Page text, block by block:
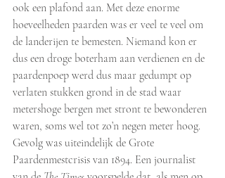
ook een plafond aan. Met deze enorme
hoeveelheden paarden was er veel te veel om
de landerijen te bemesten. Niemand kon er
dus een droge boterham aan verdienen en de
paardenpoep werd dus maar gedumpt op
verlaten stukken grond in de stad waar
metershoge bergen met stront te bewonderen
waren, soms wel tot zo’n negen meter hoog.
Gevolg was uiteindelijk de Grote
Paardenmestcrisis van 1894. Een journalist